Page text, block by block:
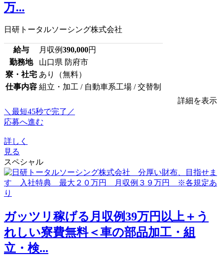
万...
日研トータルソーシング株式会社
給与 月収例390,000円
勤務地
山口県 防府市
寮・社宅 あり（無料）
仕事内容 組立・加工 / 自動車系工場 / 交替制
詳細を表示
＼最短45秒で完了／
応募へ進む
詳しく
見る
スペシャル
ガッツリ稼げる月収例39万円以上＋う
れしい寮費無料＜車の部品加工・組
立・検...